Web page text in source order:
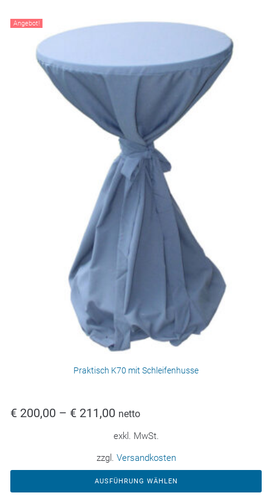
Angebot!
Praktisch K70 mit Schleifenhusse
€ 200,00 – € 211,00 netto
exkl. MwSt.
zzgl. Versandkosten
AUSFÜHRUNG WÄHLEN